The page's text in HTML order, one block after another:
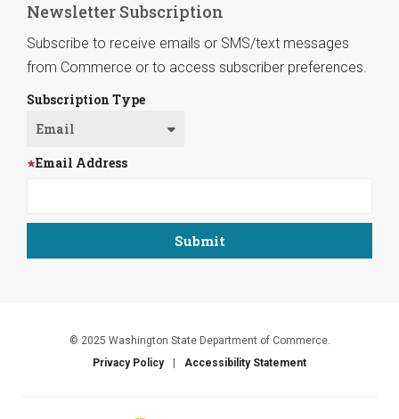
Newsletter Subscription
Subscribe to receive emails or SMS/text messages
from Commerce or to access subscriber preferences.
Subscription Type
Email Address
© 2025 Washington State Department of Commerce.
Privacy Policy
Accessibility Statement